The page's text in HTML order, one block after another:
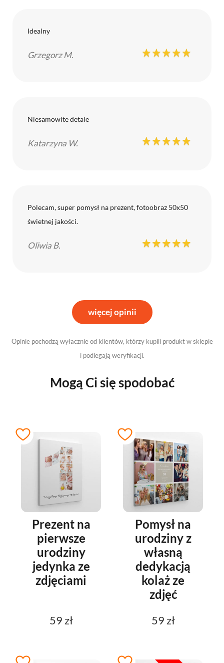
Idealny
Grzegorz M.
Niesamowite detale
Katarzyna W.
Polecam, super pomysł na prezent, fotoobraz 50x50
świetnej jakości.
Oliwia B.
więcej opinii
Opinie pochodzą wyłacznie od klientów, którzy kupili produkt w sklepie
i podlegają weryfikacji.
Mogą Ci się spodobać
Prezent na
pierwsze
urodziny
jedynka ze
zdjęciami
59 zł
Pomysł na
urodziny z
własną
dedykacją
kolaż ze
zdjęć
59 zł